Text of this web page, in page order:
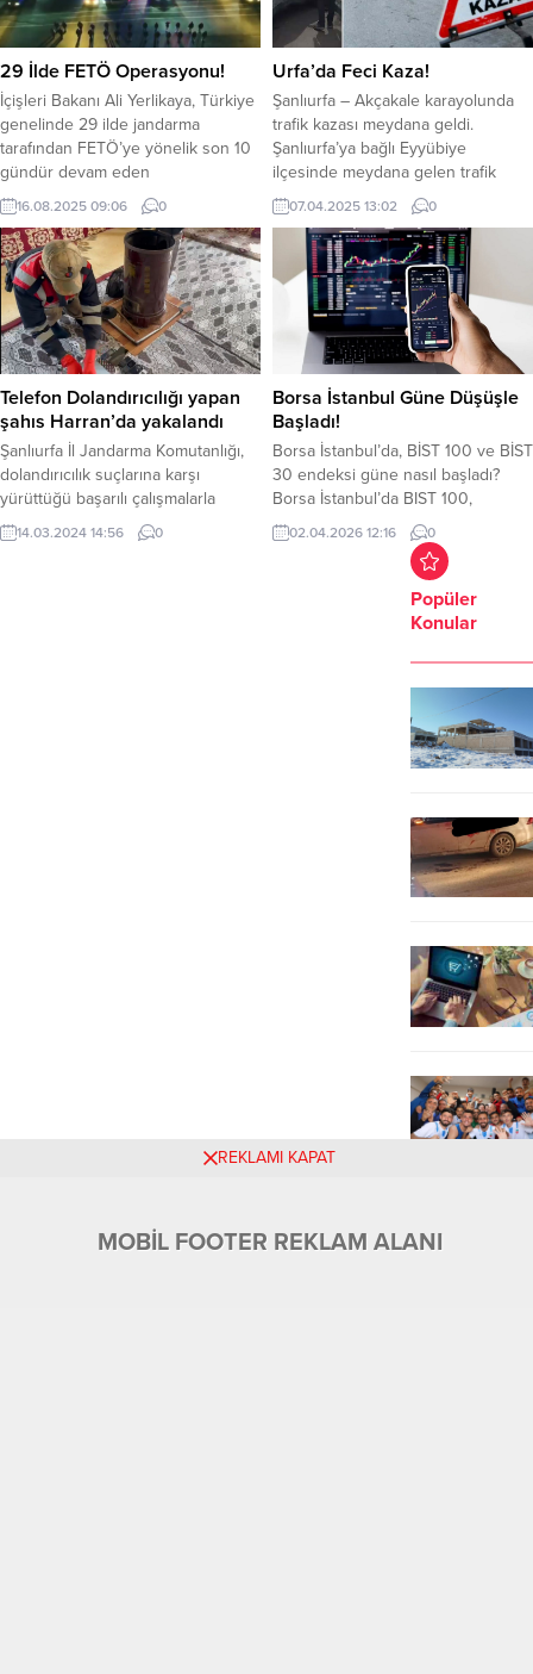
11.4 oldu
borsa toparlanmaya başladı. Ticaret
savaşlarındaki tansiyonun
düşmesiyle borsada yükselişlere
neden oldu. Geçtiğimiz haftayı
9.486 puandan kapatan BİST100
endeksi bugün 9.554 puandan...
29 İlde FETÖ Operasyonu!
İçişleri Bakanı Ali Yerlikaya, Türkiye
genelinde 29 ilde jandarma
tarafından FETÖ’ye yönelik son 10
gündür devam eden
operasyonlarda 49 şüpheli
yakalandığını açıkladı. Bu
şüphelilerden 39’u tutuklandı,
diğerlerinin işlemleri sürüyor.
Adana, Adıyaman, Ankara, Antalya,
Aydın, Bolu, Bursa, Denizli, Edirne,
Elazığ, Erzurum, Hatay, İstanbul,
İzmir, Kahramanmaraş, Karaman,
Kayseri, Kocaeli, Konya, Malatya,
Manisa,...
16.08.2025 09:06 0
Urfa’da Feci Kaza!
Şanlıurfa – Akçakale karayolunda
trafik kazası meydana geldi.
Şanlıurfa’ya bağlı Eyyübiye
ilçesinde meydana gelen trafik
kazasında 47 KZ 501 plakalı
otomobil ile 33 P 6710 plakalı
otomobillerin çarpışması sonucu
trafik kazası meydana geldi.
Meydana gelen kaza da 12 kişi
yaralandı. çevredekilerin ihbarı
üzerine bölgeye gelen 112 Sağlık
ekipleri yaralılara ilk...
07.04.2025 13:02 0
Telefon Dolandırıcılığı yapan
şahıs Harran’da yakalandı
Şanlıurfa İl Jandarma Komutanlığı,
dolandırıcılık suçlarına karşı
yürüttüğü başarılı çalışmalarla
dikkat çekiyor. Son operasyonda,
kamu görevlisi veya banka, sigorta,
14.03.2024 14:56 0
Borsa İstanbul Güne Düşüşle
Başladı!
Borsa İstanbul’da, BİST 100 ve BİST
30 endeksi güne nasıl başladı?
Borsa İstanbul’da BIST 100,
endeksi güne düşüşle başladı.
BIST 100 endeksi, açılışta yaklaşık
yüzde 0,78 değer kaybederek
12.836,84 puandan başladı. BİST
100 endeksi, dün kapanışı
endeksi, saat 12.14 itibariyle
12.927,04 puandan işlem görüyor.
02.04.2026 12:16 0
Popüler
Konular
REKLAMI KAPAT
MOBİL FOOTER REKLAM ALANI